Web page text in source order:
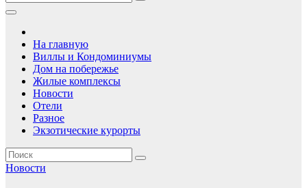
На главную
Виллы и Кондоминиумы
Дом на побережье
Жилые комплексы
Новости
Отели
Разное
Экзотические курорты
Новости